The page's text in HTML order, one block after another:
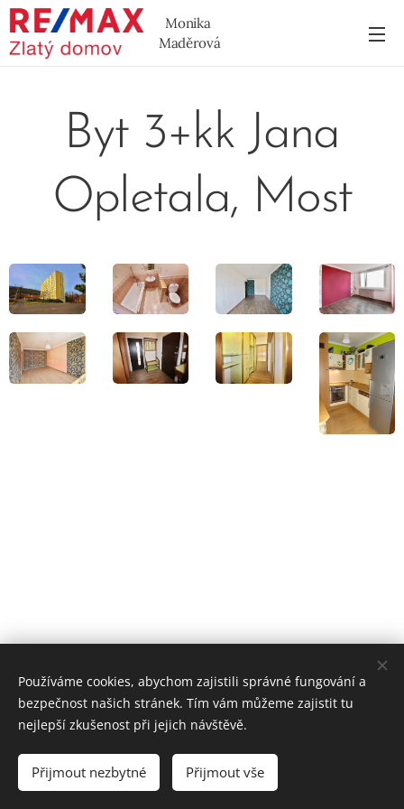
Monika
Maděrová
Byt 3+kk Jana
Opletala, Most
723, monika.maderova@re-max.cz, IČ: 02872366
Všechna práva vyhrazena
Cookies
Používáme cookies, abychom zajistili správné fungování a
bezpečnost našich stránek. Tím vám můžeme zajistit tu
nejlepší zkušenost při jejich návštěvě.
Přijmout nezbytné Přijmout vše